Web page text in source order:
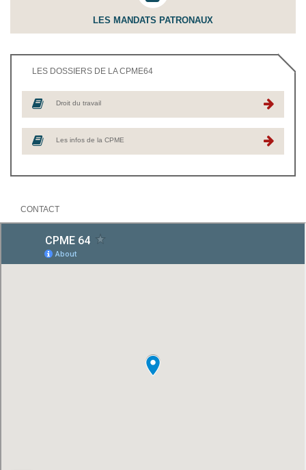
LES MANDATS PATRONAUX
LES DOSSIERS DE LA CPME64
Droit du travail
Les infos de la CPME
CONTACT